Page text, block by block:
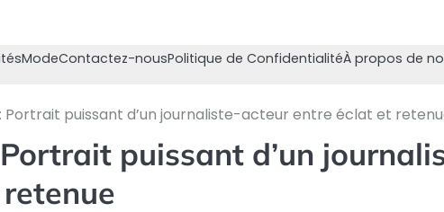
ModeContactez-nousPolitique de ConfidentialitéÀ propos de
Portrait puissant d’un journaliste-acteur entre éclat et
puissant d’un